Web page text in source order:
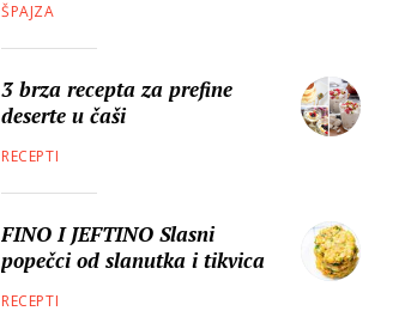
ŠPAJZA
3 brza recepta za prefine
deserte u čaši
RECEPTI
FINO I JEFTINO Slasni
popečci od slanutka i tikvica
RECEPTI